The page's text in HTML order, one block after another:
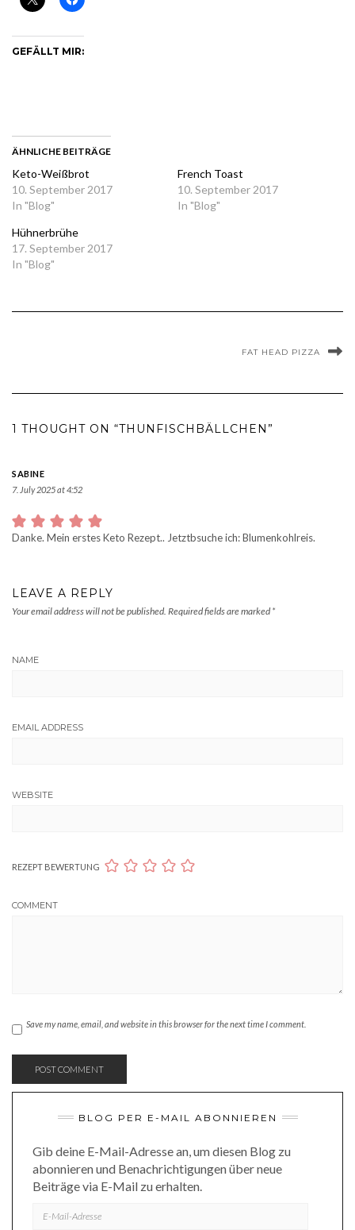
GEFÄLLT MIR:
ÄHNLICHE BEITRÄGE
Keto-Weißbrot
10. September 2017
In "Blog"
French Toast
10. September 2017
In "Blog"
Hühnerbrühe
17. September 2017
In "Blog"
FAT HEAD PIZZA
1 THOUGHT ON “THUNFISCHBÄLLCHEN”
SABINE
7. July 2025 at 4:52
Danke. Mein erstes Keto Rezept.. Jetztbsuche ich: Blumenkohlreis.
LEAVE A REPLY
Your email address will not be published. Required fields are marked *
NAME
EMAIL ADDRESS
WEBSITE
REZEPT BEWERTUNG
COMMENT
Save my name, email, and website in this browser for the next time I comment.
BLOG PER E-MAIL ABONNIEREN
Gib deine E-Mail-Adresse an, um diesen Blog zu
abonnieren und Benachrichtigungen über neue
Beiträge via E-Mail zu erhalten.
MAIL-